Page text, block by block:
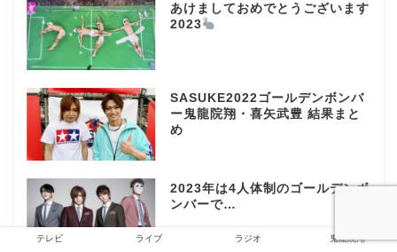
あけましておめでとうございます
2023
SASUKE2022ゴールデンボンバ
ー鬼龍院翔・喜矢武豊 結果まと
め
2023年は4人体制のゴールデンボ
ンバーで…
テレビ ライブ ラジオ 鬼龍院翔